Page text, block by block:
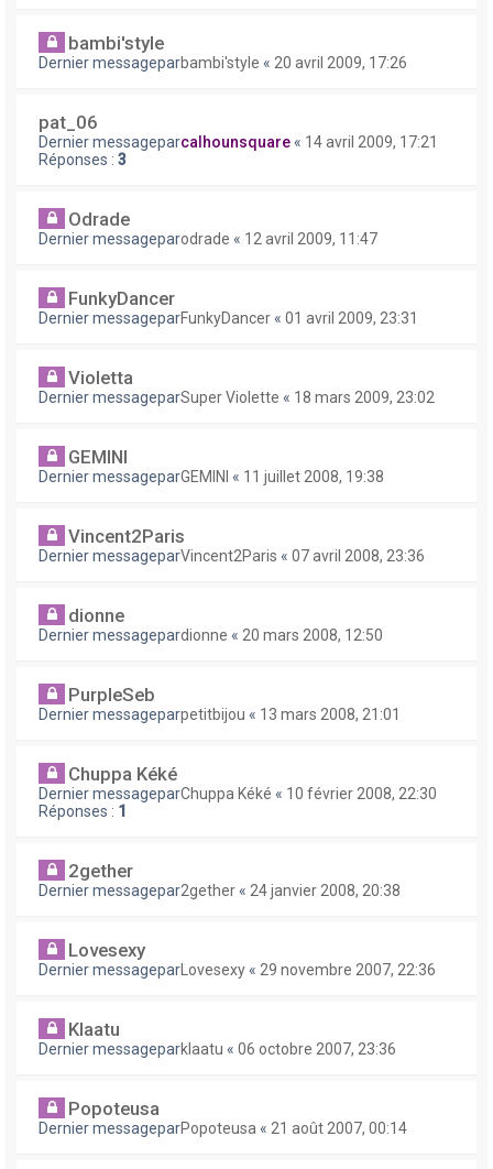
bambi'style
Dernier messageparbambi'style « 20 avril 2009, 17:26
pat_06
Dernier messageparcalhounsquare « 14 avril 2009, 17:21
Réponses : 3
Odrade
Dernier messageparodrade « 12 avril 2009, 11:47
FunkyDancer
Dernier messageparFunkyDancer « 01 avril 2009, 23:31
Violetta
Dernier messageparSuper Violette « 18 mars 2009, 23:02
GEMINI
Dernier messageparGEMINI « 11 juillet 2008, 19:38
Vincent2Paris
Dernier messageparVincent2Paris « 07 avril 2008, 23:36
dionne
Dernier messagepardionne « 20 mars 2008, 12:50
PurpleSeb
Dernier messageparpetitbijou « 13 mars 2008, 21:01
Chuppa Kéké
Dernier messageparChuppa Kéké « 10 février 2008, 22:30
Réponses : 1
2gether
Dernier messagepar2gether « 24 janvier 2008, 20:38
Lovesexy
Dernier messagepar Lovesexy « 29 novembre 2007, 22:36
Klaatu
Dernier messageparklaatu « 06 octobre 2007, 23:36
Popoteusa
Dernier messageparPopoteusa « 21 août 2007, 00:14